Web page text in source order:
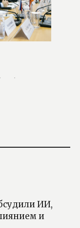
ИИ,
и